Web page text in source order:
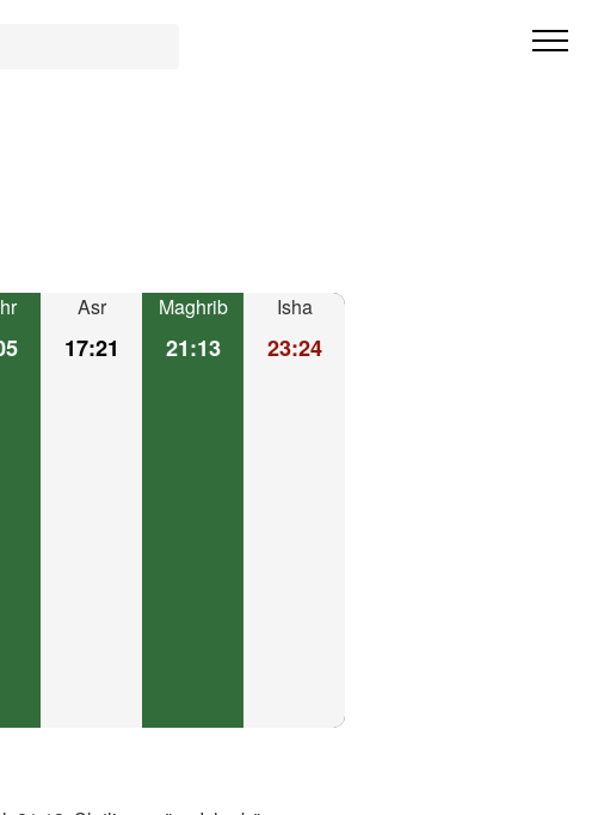
Asr
17:21
Maghrib
21:13
Isha
23:24